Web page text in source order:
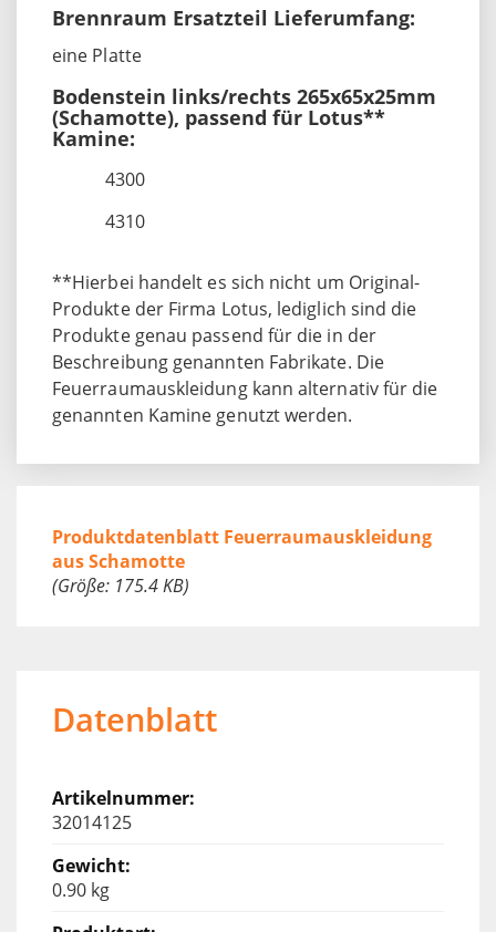
Brennraum Ersatzteil Lieferumfang:
eine Platte
Bodenstein links/rechts 265x65x25mm
(Schamotte), passend für Lotus**
Kamine:
4300
4310
**Hierbei handelt es sich nicht um Original-
Produkte der Firma Lotus, lediglich sind die
Produkte genau passend für die in der
Beschreibung genannten Fabrikate. Die
Feuerraumauskleidung kann alternativ für die
genannten Kamine genutzt werden.
Produktdatenblatt Feuerraumauskleidung
aus Schamotte
(Größe: 175.4 KB)
Datenblatt
32014125
0.90 kg